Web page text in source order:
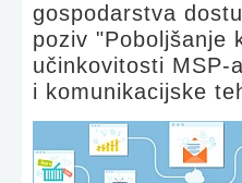
gospodarstva
poziv "Poboljšanje
učinkovitosti MSP-
i komunikacijske